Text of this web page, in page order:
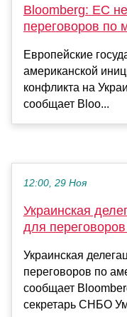
Bloomberg: ЕС не
переговоров
Европейские
американской
конфликта на
сообщает Bloo...
12:00, 29 Ноя
Украинская
для
Украинская
переговоров по
сообщает
секретарь СНБО